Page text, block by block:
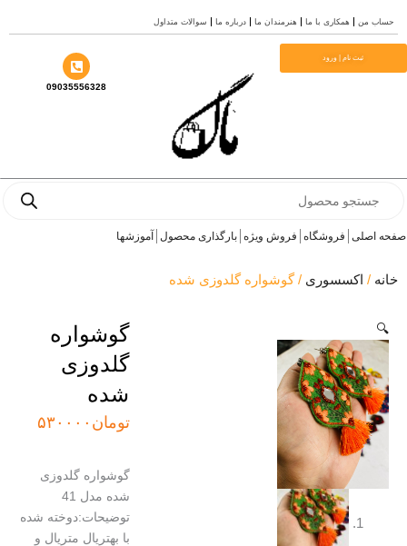
من همکاری با ما هنرمندان ما درباره ما سوالات متداول
ثبت نام | ورود
09035556328
فروشگاه فروش ویژه بارگذاری محصول آموزشها
/اکسسوری/ گوشواره گلدوزی شده
گوشواره
گلدوزی
شده
تومان۵۳۰۰۰۰
گوشواره گلدوزی
شده مدل 41
توضیحات:دوخته شده
با بهتریال متریال و